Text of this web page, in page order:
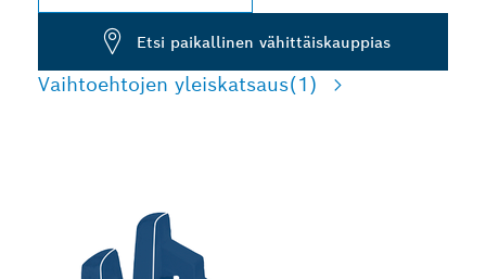
Etsi paikallinen vähittäiskauppias
Vaihtoehtojen yleiskatsaus(1)